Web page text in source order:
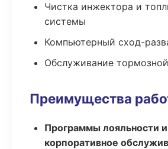
Чистка инжектора и
системы
Компьютерный сход-
Обслуживание
Преимущества
Программы лояльности и
корпоративное